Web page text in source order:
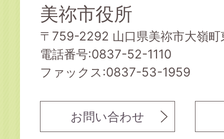
美祢市役所
〒759-2292 山口県美祢市大嶺
電話番号:0837-52-1110
ファックス:0837-53-1959
お問い合わせ